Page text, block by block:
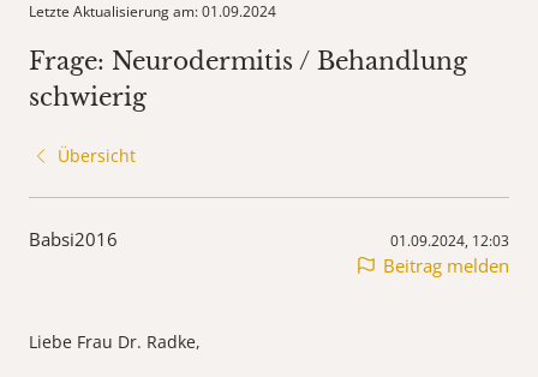
Letzte Aktualisierung am: 01.09.2024
Frage: Neurodermitis / Behandlung
schwierig
Übersicht
Babsi2016 01.09.2024, 12:03
Beitrag melden
Liebe Frau Dr. Radke,